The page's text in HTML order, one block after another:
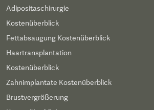
Adipositaschirurgie
Kostenüberblick
Fettabsaugung Kostenüberblick
Haartransplantation
Kostenüberblick
Zahnimplantate Kostenüberblick
Brustvergrößerung